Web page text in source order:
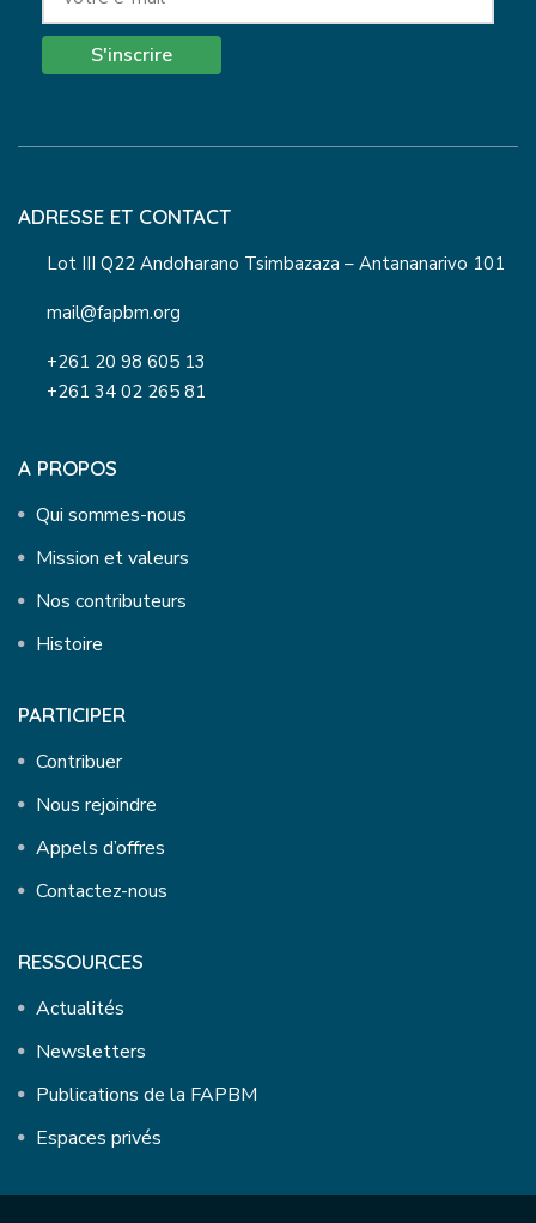
S'inscrire
ADRESSE ET CONTACT
Lot III Q22 Andoharano Tsimbazaza – Antananarivo 101
mail@fapbm.org
+261 20 98 605 13
+261 34 02 265 81
A PROPOS
Qui sommes-nous
Mission et valeurs
Nos contributeurs
Histoire
PARTICIPER
Contribuer
Nous rejoindre
Appels d’offres
Contactez-nous
RESSOURCES
Actualités
Newsletters
Publications de la FAPBM
Espaces privés